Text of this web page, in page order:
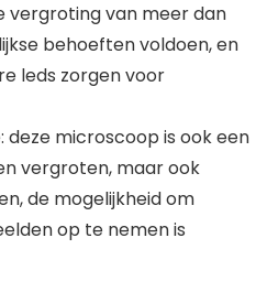
vergroting van meer dan
behoeften voldoen, en
leds zorgen voor
microscoop is ook een
vergroten, maar ook
de mogelijkheid om
op te nemen is